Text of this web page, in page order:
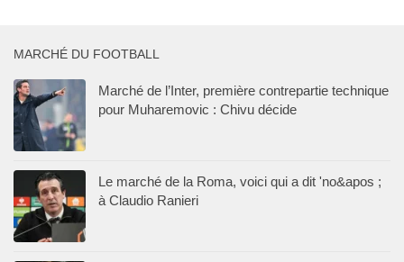
MARCHÉ DU FOOTBALL
Marché de l’Inter, première contrepartie technique
pour Muharemovic : Chivu décide
Le marché de la Roma, voici qui a dit 'no&apos ;
à Claudio Ranieri